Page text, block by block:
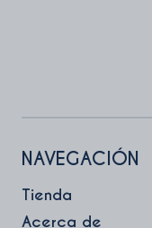
NAVEGACIÓN
Tienda
Acerca de